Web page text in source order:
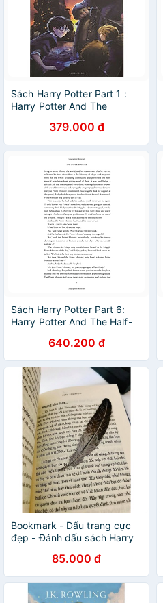
Sách Harry Potter Part 1 :
Harry Potter And The
Potter và Hòn đá phù thủy)
(Paperback) (English Book)
379.000 đ
Sách Harry Potter Part 6:
Harry Potter And The Half-
(Harry Potter và Hoàng Tử
Lai) (English Book)
640.200 đ
Bookmark - Dấu trang cực
đẹp - Đánh dấu sách Harry
85.000 đ